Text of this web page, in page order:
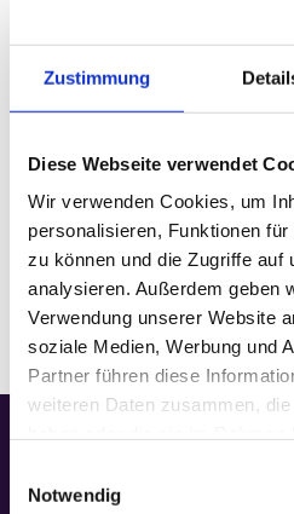
Zustimmung
Diese Webseite verwendet
Wir verwenden Cookies, um
personalisieren, Funktionen
zu können und die Zugriffe auf
analysieren. Außerdem geben
Verwendung unserer Website
soziale Medien, Werbung und
Partner führen diese
weiteren Daten zusammen,
Notwendig
DETAILS
18:00
Veranstaltungskategorie: